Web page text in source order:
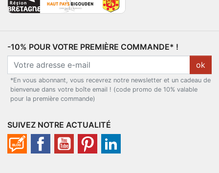
-10% POUR VOTRE PREMIÈRE COMMANDE* !
ok
*En vous abonnant, vous recevrez notre newsletter et un cadeau de
bienvenue dans votre boîte email ! (code promo de 10% valable
pour la première commande)
SUIVEZ NOTRE ACTUALITÉ